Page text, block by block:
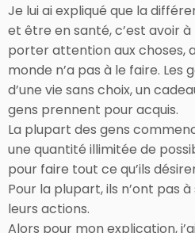
Je lui ai expliqué que la
et être en santé, c’est avoir
porter attention aux choses,
monde n’a pas à le faire. Les
d’une vie sans choix, un
gens prennent pour acquis.
La plupart des gens
une quantité illimitée de
pour faire tout ce qu’ils
Pour la plupart, ils n’ont pas
leurs actions.
Alors pour mon explication,